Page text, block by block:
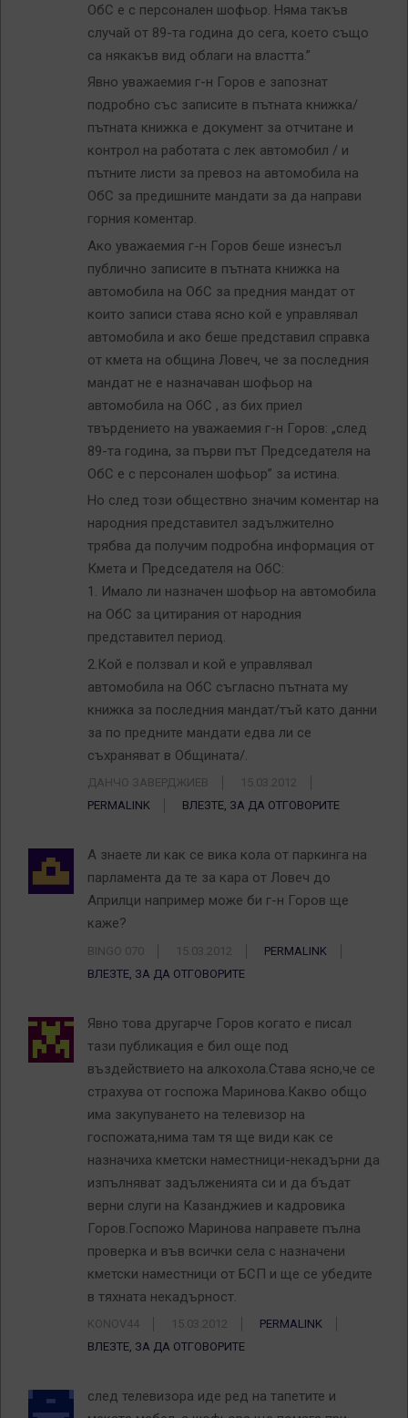
ОбС е с персонален шофьор. Няма такъв
случай от 89-та година до сега, което също
са някакъв вид облаги на властта.”
Явно уважаемия г-н Горов е запознат
подробно със записите в пътната книжка/
пътната книжка е документ за отчитане и
контрол на работата с лек автомобил / и
пътните листи за превоз на автомобила на
ОбС за предишните мандати за да направи
горния коментар.
Ако уважаемия г-н Горов беше изнесъл
публично записите в пътната книжка на
автомобила на ОбС за предния мандат от
които записи става ясно кой е управлявал
автомобила и ако беше представил справка
от кмета на община Ловеч, че за последния
мандат не е назначаван шофьор на
автомобила на ОбС , аз бих приел
твърдението на уважаемия г-н Горов: „след
89-та година, за първи път Председателя на
ОбС е с персонален шофьор” за истина.
Но след този обществно значим коментар на
народния представител задължително
трябва да получим подробна информация от
Кмета и Председателя на ОбС:
1. Имало ли назначен шофьор на автомобила
на ОбС за цитирания от народния
представител период.
2.Кой е ползвал и кой е управлявал
автомобила на ОбС съгласно пътната му
книжка за последния мандат/тъй като данни
за по предните мандати едва ли се
съхраняват в Общината/.
ДАНЧО ЗАВЕРДЖИЕВ
15.03.2012
PERMALINK
ВЛЕЗТЕ, ЗА ДА ОТГОВОРИТЕ
A знаете ли как се вика кола от паркинга на
парламента да те за кара от Ловеч до
Априлци например може би г-н Горов ще
каже?
BINGO 070 15.03.2012
PERMALINK
ВЛЕЗТЕ, ЗА ДА ОТГОВОРИТЕ
Явно това другарче Горов когато е писал
тази публикация е бил още под
въздействието на алкохола.Става ясно,че се
страхува от госпожа Маринова.Какво общо
има закупуването на телевизор на
госпожата,нима там тя ще види как се
назначиха кметски наместници-некадърни да
изпълняват задълженията си и да бъдат
верни слуги на Казанджиев и кадровика
Горов.Госпожо Маринова направете пълна
проверка и във всички села с назначени
кметски наместници от БСП и ще се убедите
в тяхната некадърност.
KONOV44 15.03.2012
PERMALINK
ВЛЕЗТЕ, ЗА ДА ОТГОВОРИТЕ
след телевизора иде ред на тапетите и